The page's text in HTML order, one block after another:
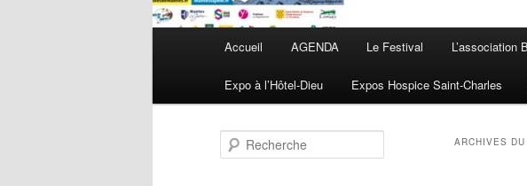
Aller au contenu principal
Aller au contenu secondaire
Accueil AGENDA Le Festival L’association
Expo à l’Hôtel-Dieu Expos Hospice Saint-Charles
ARCHIVES
Recherche